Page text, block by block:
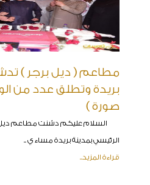
مطاعم ( ديل برجر )
صورة )
الرئيسي بمدينة بريدة مساء ي ..
قراءة المزيد..